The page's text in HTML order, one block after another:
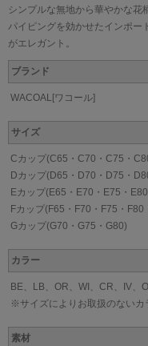
シンプルな無地から華やかな花
パイピングを効かせたインポー
がエレガント。
ブランド
WACOAL[ワコール]
サイズ
Cカップ(C65・C70・C75・
Dカップ(D65・D70・D75・
Eカップ(E65・E70・E75・
Fカップ(F65・F70・F75・F80
Gカップ(G70・G75・G80)
カラー
BE、LB、OR、WI、CR、IV、
※サイズによりお取扱のないカ
素材